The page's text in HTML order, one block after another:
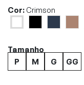
Cor:Crimson
Tamanho
P
M G GG